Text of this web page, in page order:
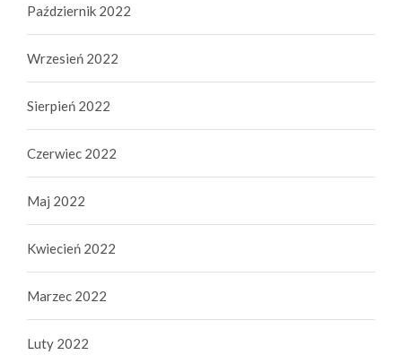
Październik 2022
Wrzesień 2022
Sierpień 2022
Czerwiec 2022
Maj 2022
Kwiecień 2022
Marzec 2022
Luty 2022